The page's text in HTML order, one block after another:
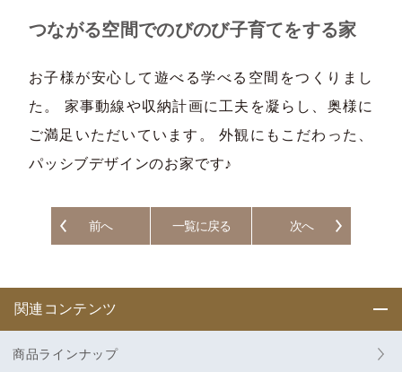
つながる空間でのびのび子育てをする家
お子様が安心して遊べる学べる空間をつくりまし
た。 家事動線や収納計画に工夫を凝らし、奥様に
ご満足いただいています。 外観にもこだわった、
パッシブデザインのお家です♪
前へ 一覧に戻る 次へ
関連コンテンツ
商品ラインナップ